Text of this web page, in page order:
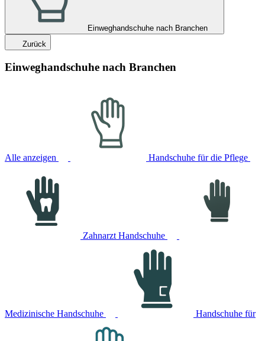
Einweghandschuhe nach Branchen
Zurück
Einweghandschuhe nach Branchen
Alle anzeigen Handschuhe für die Pflege
Zahnarzt Handschuhe
Medizinische Handschuhe Handschuhe für